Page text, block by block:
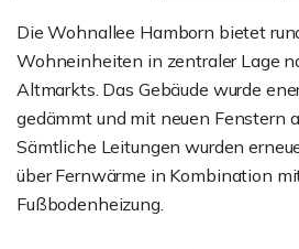
Die Wohnallee Hamborn bietet
Wohneinheiten in zentraler Lage
Altmarkts. Das Gebäude wurde
gedämmt und mit neuen Fenstern
Sämtliche Leitungen wurden
über Fernwärme in Kombination
Fußbodenheizung.